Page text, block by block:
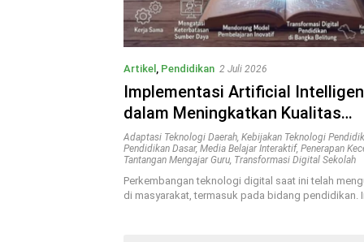
Artikel , Pendidikan 2 Juli 2026
Implementasi Artificial
dalam Meningkatkan Kualitas
Pembelajaran Sekolah Dasar di
Belitung
Adaptasi Teknologi Daerah, Kebijakan Teknologi
Pendidikan Dasar, Media Belajar Interaktif, Penerapan
Tantangan Mengajar Guru, Transformasi Digital Sekolah
Perkembangan teknologi digital saat ini telah
di masyarakat, termasuk pada bidang pendidikan.